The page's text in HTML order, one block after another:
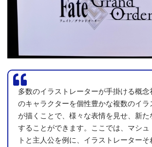
多数のイラストレーターが手掛ける概念
のキャラクターを個性豊かな複数のイラ
が描くことで、様々な表情を見せ、新た
することができます。ここでは、マシュ
トと主人公を例に、イラストレーターそ